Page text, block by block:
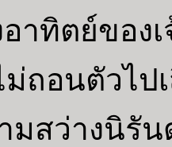
าทิตย์ของ
ม่ถอนตัวไ
มสว่างนิ